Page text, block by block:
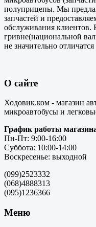
полуприцепы. Мы
запчастей и
обслуживания клиентов.
гривне(национальной
не значительно
О сайте
Ходовик.ком - магазин
микроавтобусы и
График работы
Пн-Пт: 9:00-16:00
Суббота: 10:00-14:00
Воскресенье: выходной
(099)2523332
(068)4888313
(095)1236366
Меню